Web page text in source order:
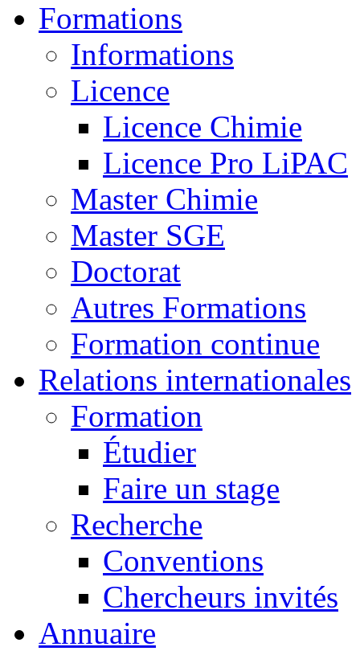
Formations
Informations
Licence
Licence Chimie
Licence Pro LiPAC
Master Chimie
Master SGE
Doctorat
Autres Formations
Formation continue
Relations internationales
Formation
Étudier
Faire un stage
Recherche
Conventions
Chercheurs invités
Annuaire